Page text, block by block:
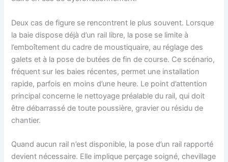
Deux cas de figure se rencontrent le plus souvent. Lorsque
la baie dispose déjà d’un rail libre, la pose se limite à
l’emboîtement du cadre de moustiquaire, au réglage des
galets et à la pose de butées de fin de course. Ce scénario,
fréquent sur les baies récentes, permet une installation
rapide, parfois en moins d’une heure. Le point d’attention
principal concerne le nettoyage préalable du rail, qui doit
être débarrassé de toute poussière, gravier ou résidu de
chantier.
Quand aucun rail n’est disponible, la pose d’un rail rapporté
devient nécessaire. Elle implique perçage soigné, chevillage